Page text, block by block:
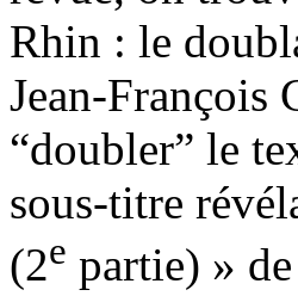
Rhin : le
Jean-François
“doubler” le
sous-titre
(2e partie) »